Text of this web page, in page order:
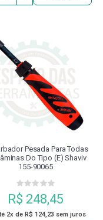
Pesada Para Todas
Do Tipo (e) Shaviv
155-90065
R$ 248,45
2x de R$ 124,23 sem juros